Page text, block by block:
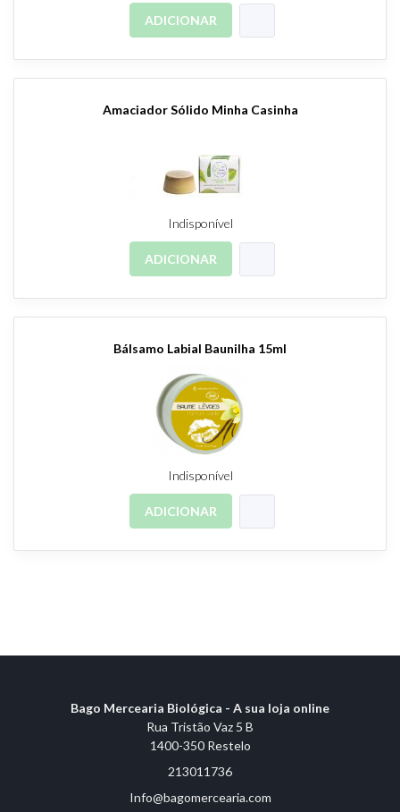
ADICIONAR
Amaciador Sólido Minha Casinha
Indisponível
ADICIONAR
Bálsamo Labial Baunilha 15ml
Indisponível
ADICIONAR
Bago Mercearia Biológica - A sua loja online
Rua Tristão Vaz 5 B
1400-350 Restelo
213011736
Info@bagomercearia.com